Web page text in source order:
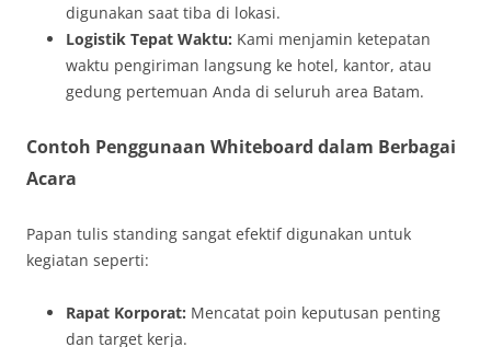
digunakan saat tiba di lokasi.
Logistik Tepat Waktu: Kami menjamin ketepatan
waktu pengiriman langsung ke hotel, kantor, atau
gedung pertemuan Anda di seluruh area Batam.
Contoh Penggunaan Whiteboard dalam Berbagai
Acara
Papan tulis standing sangat efektif digunakan untuk
kegiatan seperti:
Rapat Korporat: Mencatat poin keputusan penting
dan target kerja.